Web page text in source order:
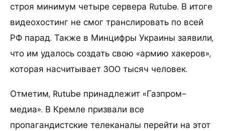
строя минимум четыре сервера Rutube. В итоге
видеохостинг не смог транслировать по всей
РФ парад. Также в Минцифры Украины заявили,
что им удалось создать свою «армию хакеров»,
которая насчитывает 300 тысяч человек.
Отметим, Rutube принадлежит «Газпром-
медиа». В Кремле призвали все
пропагандистские телеканалы перейти на этот